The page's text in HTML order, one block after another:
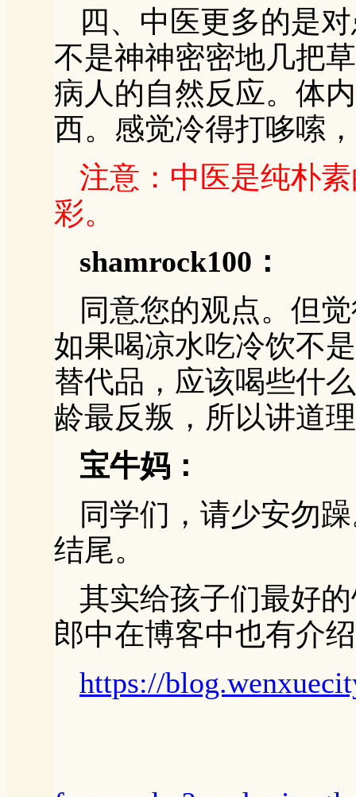
四、中医更多的是
不是神神密密地几把
病人的自然反应。体
西。感觉冷得打哆嗦
注意：中医是纯朴
彩。
shamrock100：
同意您的观点。但
如果喝凉水吃冷饮不
替代品，应该喝些什
龄最反叛，所以讲道
宝牛妈：
同学们，请少安勿
结尾。
其实给孩子们最好
郎中在博客中也有介
https://